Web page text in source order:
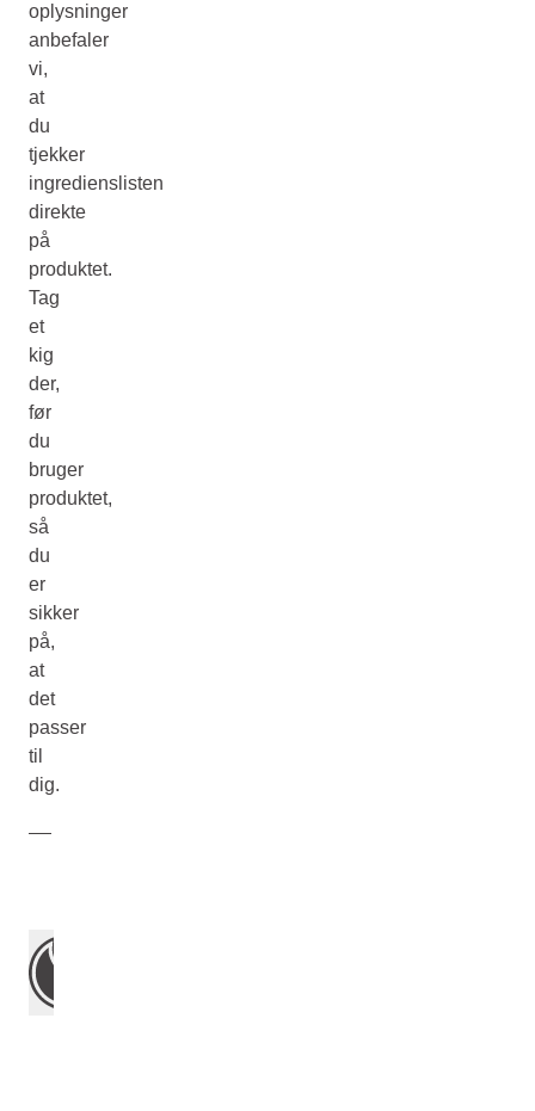
oplysninger
anbefaler
vi,
at
du
tjekker
ingredienslisten
direkte
på
produktet.
Tag
et
kig
der,
før
du
bruger
produktet,
så
du
er
sikker
på,
at
det
passer
til
dig.